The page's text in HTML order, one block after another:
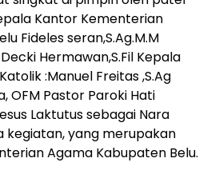
Kantor Kementerian
Fideles seran,S.Ag.M.M
Hermawan,S.Fil Kepala
:Manuel Freitas ,S.Ag
OFM Pastor Paroki Hati
Laktutus sebagai Nara
kegiatan, yang merupakan
Agama Kabupaten Belu.